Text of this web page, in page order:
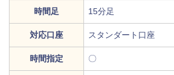
時間足 15分足
対応口座 スタンダート口座
時間指定 〇